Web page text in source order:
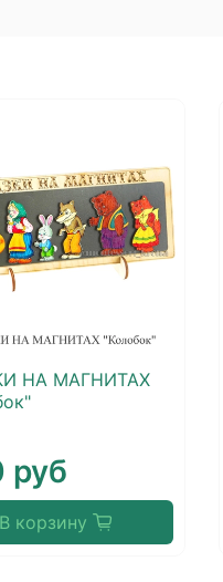
НА МАГНИТАХ
руб
В корзину